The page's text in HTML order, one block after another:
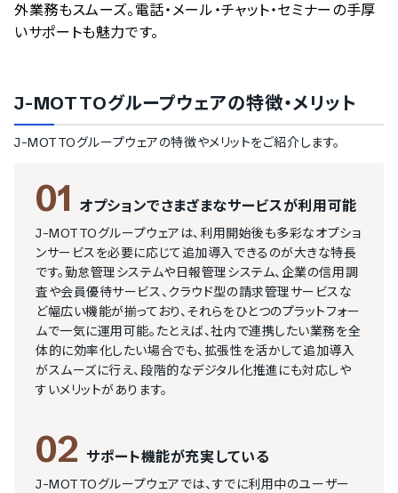
外業務もスムーズ。電話・メール・チャット・セミナーの手厚
いサポートも魅力です。
J-MOTTOグループウェアの特徴・メリット
J-MOTTOグループウェアの特徴やメリットをご紹介します。
01 オプションでさまざまなサービスが利用可能
J-MOTTOグループウェアは、利用開始後も多彩なオプショ
ンサービスを必要に応じて追加導入できるのが大きな特長
です。勤怠管理システムや日報管理システム、企業の信用調
査や会員優待サービス、クラウド型の請求管理サービスな
ど幅広い機能が揃っており、それらをひとつのプラットフォー
ムで一気に運用可能。たとえば、社内で連携したい業務を全
体的に効率化したい場合でも、拡張性を活かして追加導入
がスムーズに行え、段階的なデジタル化推進にも対応しや
すいメリットがあります。
02 サポート機能が充実している
J-MOTTOグループウェアでは、すでに利用中のユーザー